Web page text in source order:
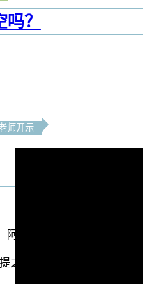
？
师开示
阿弥陀佛！
之相似佛法——重蹈灯下黑